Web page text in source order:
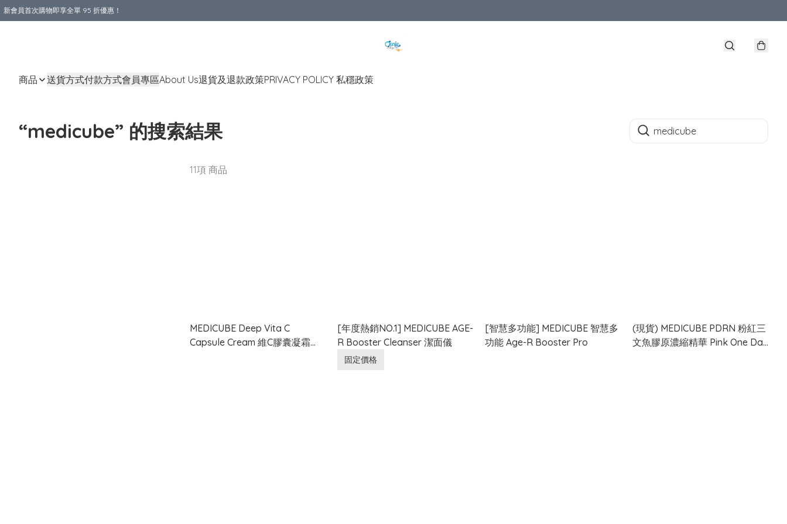
新會員首次購物即享全單 95 折優惠！
商品 送貨方式付款方式會員專區About Us退貨及退款政策PRIVACY POLICY 私穩政策
“medicube” 的搜索結果
11項 商品
MEDICUBE Deep Vita C
Capsule Cream 維C膠囊凝霜
[年度熱銷NO.1] MEDICUBE AGE-
R Booster Cleanser 潔面儀
固定價格
[智慧多功能] MEDICUBE 智慧多
功能 Age-R Booster Pro
(現貨) MEDICUBE PDRN 粉紅三
文魚膠原濃縮精華 Pink One Day